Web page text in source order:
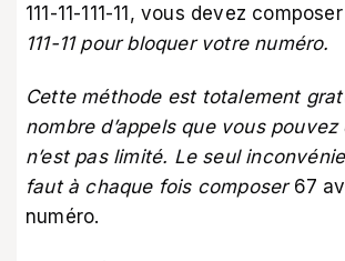
111-11-111-11, vous devez composer
111-11 pour bloquer votre numéro.
Cette méthode est totalement
nombre d’appels que vous
n’est pas limité. Le seul
faut à chaque fois composer 67
numéro.